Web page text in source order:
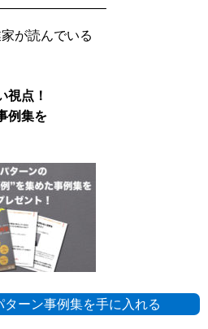
が読んでいる
視点！
例集を
ターン事例集を手に入れる